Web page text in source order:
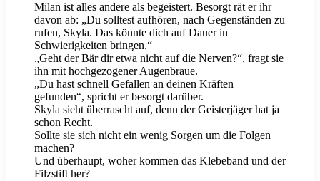
Milan ist alles andere als begeistert. Besorgt rät er ihr
davon ab: „Du solltest aufhören, nach Gegenständen zu
rufen, Skyla. Das könnte dich auf Dauer in
Schwierigkeiten bringen.“
„Geht der Bär dir etwa nicht auf die Nerven?“, fragt sie
ihn mit hochgezogener Augenbraue.
„Du hast schnell Gefallen an deinen Kräften
gefunden“, spricht er besorgt darüber.
Skyla sieht überrascht auf, denn der Geisterjäger hat ja
schon Recht.
Sollte sie sich nicht ein wenig Sorgen um die Folgen
machen?
Und überhaupt, woher kommen das Klebeband und der
Filzstift her?